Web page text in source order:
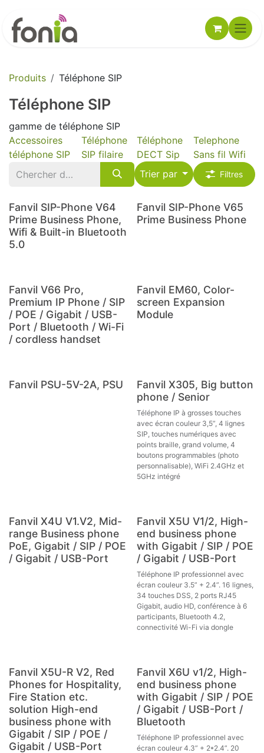
Produits Téléphone SIP
Téléphone SIP
gamme de téléphone SIP
Accessoires
téléphone SIP
Téléphone
SIP filaire
Téléphone
DECT Sip
Telephone
Sans fil Wifi
Trier par
Filtres
Fanvil SIP-Phone V64
Prime Business Phone,
Wifi & Built-in Bluetooth
5.0
Fanvil SIP-Phone V65
Prime Business Phone
Fanvil V66 Pro,
Premium IP Phone / SIP
/ POE / Gigabit / USB-
Port / Bluetooth / Wi-Fi
/ cordless handset
Fanvil EM60, Color-
screen Expansion
Module
Fanvil PSU-5V-2A, PSU
Fanvil X305, Big button
phone / Senior
Téléphone IP à grosses touches
avec écran couleur 3,5”, 4 lignes
SIP, touches numériques avec
points braille, grand volume, 4
boutons programmables (photo
personnalisable), WiFi 2.4GHz et
5GHz intégré
Fanvil X4U V1.V2, Mid-
range Business phone
PoE, Gigabit / SIP / POE
/ Gigabit / USB-Port
Fanvil X5U V1/2, High-
end business phone
with Gigabit / SIP / POE
/ Gigabit / USB-Port
Téléphone IP professionnel avec
écran couleur 3.5” + 2.4”. 16 lignes,
34 touches DSS, 2 ports RJ45
Gigabit, audio HD, conférence à 6
participants, Bluetooth 4.2,
connectivité Wi-Fi via dongle
Fanvil X5U-R V2, Red
Phones for Hospitality,
Fire Station etc.
solution High-end
business phone with
Gigabit / SIP / POE /
Gigabit / USB-Port
Fanvil X6U v1/2, High-
end business phone
with Gigabit / SIP / POE
/ Gigabit / USB-Port /
Bluetooth
Téléphone IP professionnel avec
écran couleur 4.3” + 2*2.4”. 20